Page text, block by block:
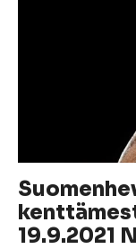
19.9.2021